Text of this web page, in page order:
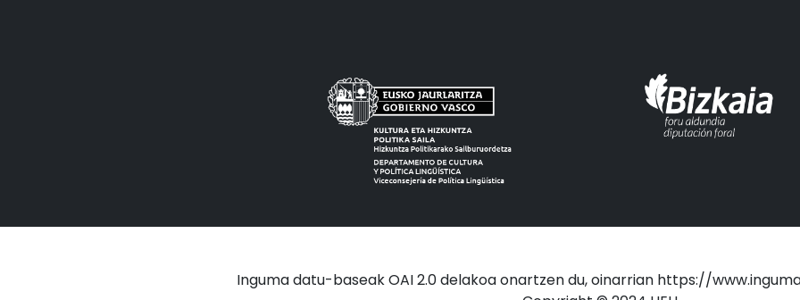
Inguma datu-baseak OAI 2.0 delakoa onartzen du, oinarrian https://